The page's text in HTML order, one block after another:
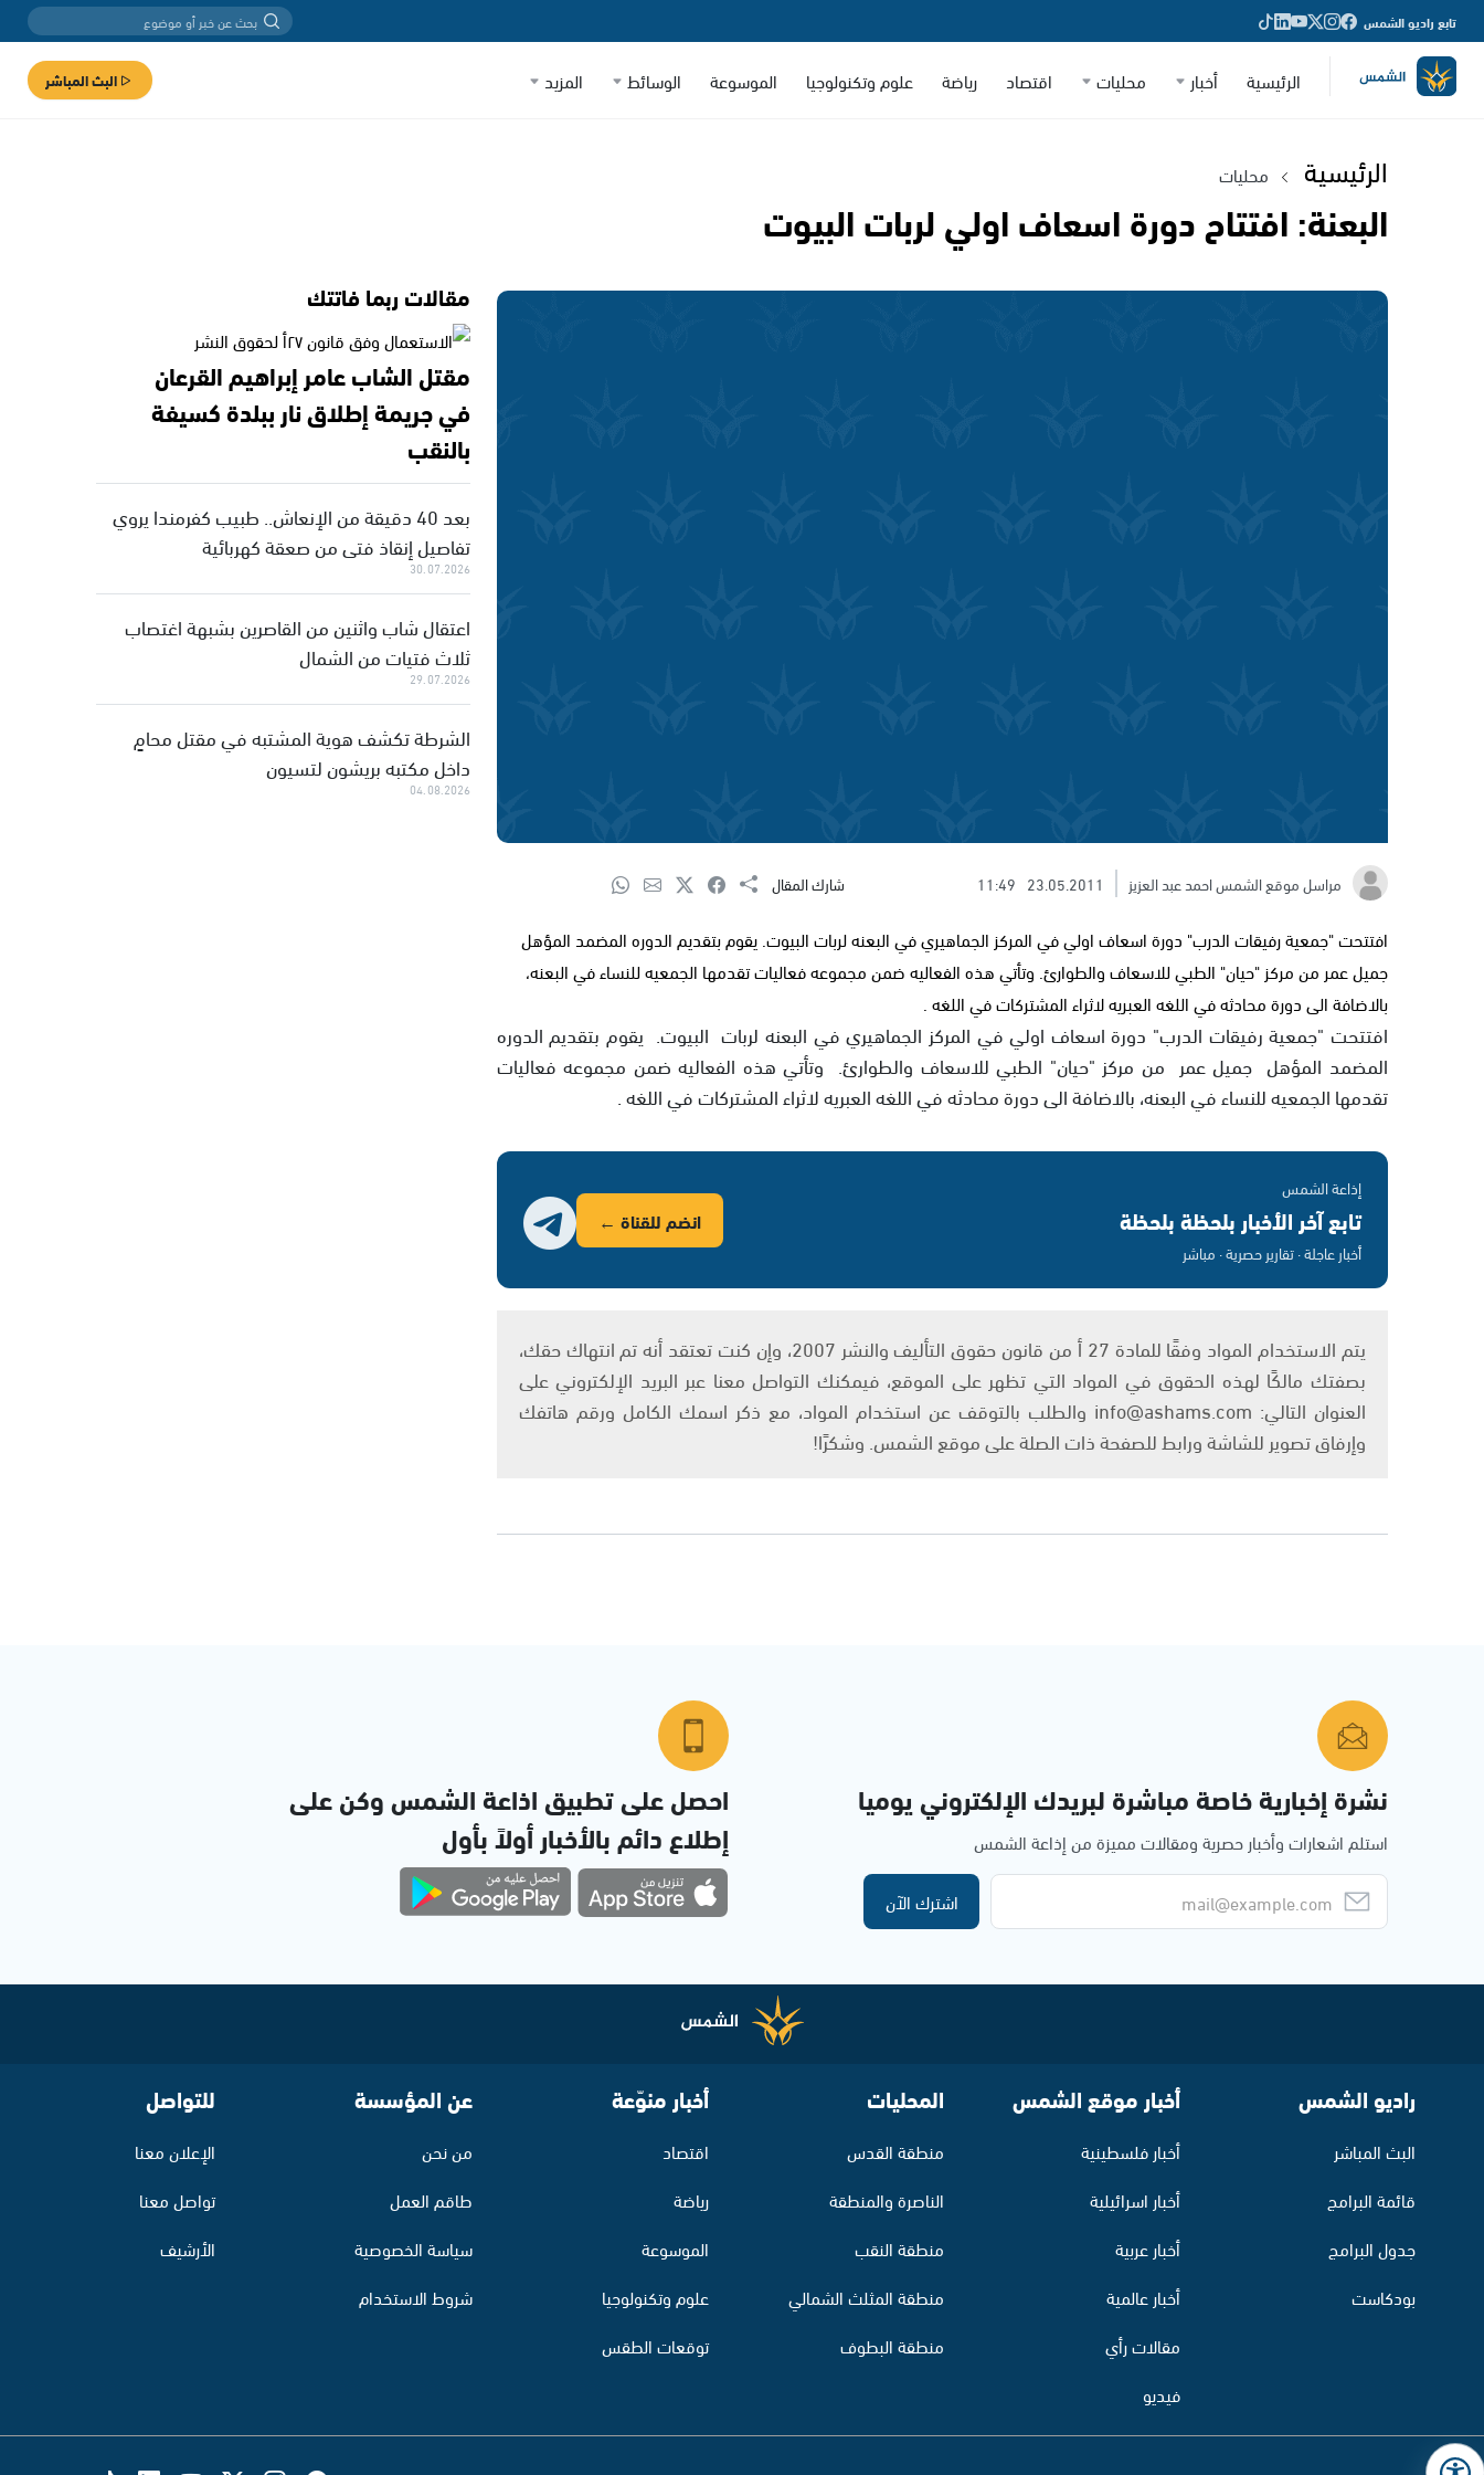
تابع راديو الشمس
الرئيسية أخبار محليات اقتصاد رياضة علوم وتكنولوجيا الموسوعة الوسائط المزيد البث المباشر
الرئيسية محليات
البعنة: افتتاح دورة اسعاف اولي لربات البيوت
مراسل موقع الشمس احمد عبد العزيز 23.05.2011
11:49 شارك المقال
افتتحت "جمعية رفيقات الدرب" دورة اسعاف اولي في المركز الجماهيري في البعنه لربات البيوت. يقوم بتقديم الدوره المضمد المؤهل
جميل عمر من مركز "حيان" الطبي للاسعاف والطوارئ. وتأتي هذه الفعاليه ضمن مجموعه فعاليات تقدمها الجمعيه للنساء في البعنه،
بالاضافة الى دورة محادثه في اللغه العبريه لاثراء المشتركات في اللغه .
افتتحت "جمعية رفيقات الدرب" دورة اسعاف اولي في المركز الجماهيري في البعنه لربات البيوت. يقوم بتقديم الدوره
المضمد المؤهل جميل عمر من مركز "حيان" الطبي للاسعاف والطوارئ. وتأتي هذه الفعاليه ضمن مجموعه فعاليات
تقدمها الجمعيه للنساء في البعنه، بالاضافة الى دورة محادثه في اللغه العبريه لاثراء المشتركات في اللغه .
إذاعة الشمس
تابع آخر الأخبار بلحظة بلحظة
أخبار عاجلة · تقارير حصرية · مباشر
انضم للقناة ←
يتم الاستخدام المواد وفقًا للمادة 27 أ من قانون حقوق التأليف والنشر 2007، وإن كنت تعتقد أنه تم انتهاك حقك،
بصفتك مالكًا لهذه الحقوق في المواد التي تظهر على الموقع، فيمكنك التواصل معنا عبر البريد الإلكتروني على
العنوان التالي: info@ashams.com والطلب بالتوقف عن استخدام المواد، مع ذكر اسمك الكامل ورقم هاتفك
وإرفاق تصوير للشاشة ورابط للصفحة ذات الصلة على موقع الشمس. وشكرًا!
مقالات ربما فاتتك
مقتل الشاب عامر إبراهيم القرعان
في جريمة إطلاق نار ببلدة كسيفة
بالنقب
بعد 40 دقيقة من الإنعاش.. طبيب كفرمندا يروي
تفاصيل إنقاذ فتى من صعقة كهربائية
30.07.2026
اعتقال شاب واثنين من القاصرين بشبهة اغتصاب
ثلاث فتيات من الشمال
29.07.2026
الشرطة تكشف هوية المشتبه في مقتل محامٍ
داخل مكتبه بريشون لتسيون
04.08.2026
نشرة إخبارية خاصة مباشرة لبريدك الإلكتروني يوميا
استلم اشعارات وأخبار حصرية ومقالات مميزة من إذاعة الشمس
اشترك الآن
احصل على تطبيق اذاعة الشمس وكن على
إطلاع دائم بالأخبار أولاً بأول
راديو الشمس
البث المباشر
قائمة البرامج
جدول البرامج
بودكاست
أخبار موقع الشمس
أخبار فلسطينية
أخبار اسرائيلية
أخبار عربية
أخبار عالمية
مقالات رأي
فيديو
المحليات
منطقة القدس
الناصرة والمنطقة
منطقة النقب
منطقة المثلث الشمالي
منطقة البطوف
أخبار منوّعة
اقتصاد
رياضة
الموسوعة
علوم وتكنولوجيا
توقعات الطقس
عن المؤسسة
من نحن
طاقم العمل
سياسة الخصوصية
شروط الاستخدام
للتواصل
الإعلان معنا
تواصل معنا
الأرشيف